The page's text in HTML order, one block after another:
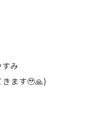
み
す🥹🙏)